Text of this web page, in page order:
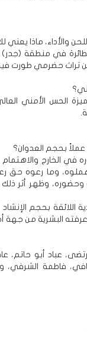
والأداء، ماذا يعني
في منطقة
تراث حضرمي طورت
الحس الأمني
عملاً بحجم العدوان؟
في الخارج
وما رعوه حق
وحضوره، وظهر أثر
اللائقة بحجم
البشرية من جهة
عباد أبو حاتم،
فاطمة الشرفي،